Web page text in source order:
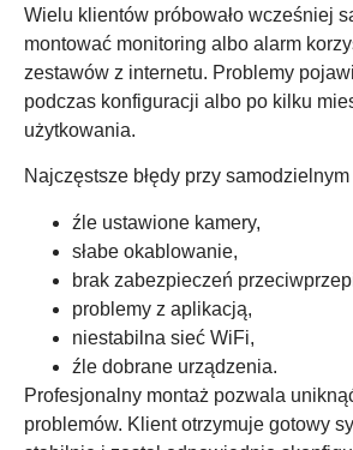
Wielu klientów próbowało wcześniej
montować monitoring albo alarm
zestawów z internetu. Problemy
podczas konfiguracji albo po kilku
użytkowania.
Najczęstsze błędy przy
źle ustawione kamery,
słabe okablowanie,
brak zabezpieczeń
problemy z aplikacją,
niestabilna sieć WiFi,
źle dobrane urządzenia.
Profesjonalny montaż pozwala
problemów. Klient otrzymuje gotowy